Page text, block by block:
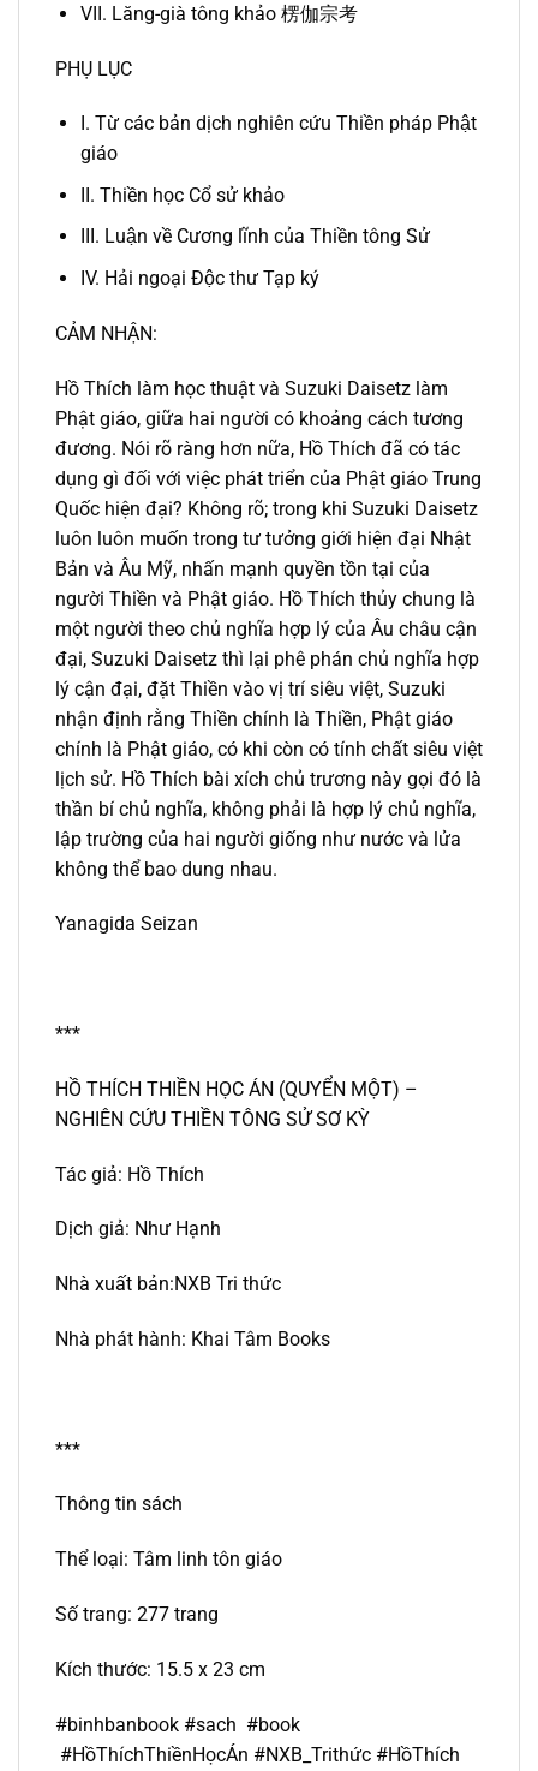
VII. Lăng-già tông khảo 楞伽宗考
PHỤ LỤC
I. Từ các bản dịch nghiên cứu Thiền pháp Phật
giáo
II. Thiền học Cổ sử khảo
III. Luận về Cương lĩnh của Thiền tông Sử
IV. Hải ngoại Độc thư Tạp ký
CẢM NHẬN:
Hồ Thích làm học thuật và Suzuki Daisetz làm
Phật giáo, giữa hai người có khoảng cách tương
đương. Nói rõ ràng hơn nữa, Hồ Thích đã có tác
dụng gì đối với việc phát triển của Phật giáo Trung
Quốc hiện đại? Không rõ; trong khi Suzuki Daisetz
luôn luôn muốn trong tư tưởng giới hiện đại Nhật
Bản và Âu Mỹ, nhấn mạnh quyền tồn tại của
người Thiền và Phật giáo. Hồ Thích thủy chung là
một người theo chủ nghĩa hợp lý của Âu châu cận
đại, Suzuki Daisetz thì lại phê phán chủ nghĩa hợp
lý cận đại, đặt Thiền vào vị trí siêu việt, Suzuki
nhận định rằng Thiền chính là Thiền, Phật giáo
chính là Phật giáo, có khi còn có tính chất siêu việt
lịch sử. Hồ Thích bài xích chủ trương này gọi đó là
thần bí chủ nghĩa, không phải là hợp lý chủ nghĩa,
lập trường của hai người giống như nước và lửa
không thể bao dung nhau.
Yanagida Seizan
***
HỒ THÍCH THIỀN HỌC ÁN (QUYỂN MỘT) –
NGHIÊN CỨU THIỀN TÔNG SỬ SƠ KỲ
Tác giả: Hồ Thích
Dịch giả: Như Hạnh
Nhà xuất bản:NXB Tri thức
Nhà phát hành: Khai Tâm Books
***
Thông tin sách
Thể loại: Tâm linh tôn giáo
Số trang: 277 trang
Kích thước: 15.5 x 23 cm
#binhbanbook #sach #book
#HồThíchThiềnHọcÁn #NXB_Trithức #HồThích